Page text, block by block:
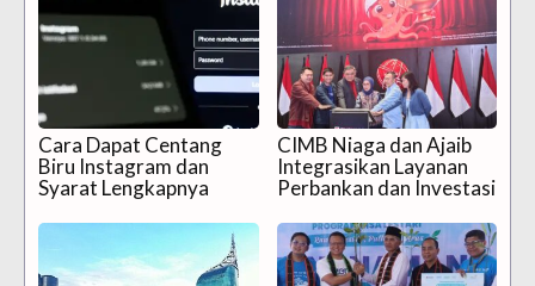
Cara Dapat Centang
Biru Instagram dan
Syarat Lengkapnya
CIMB Niaga dan Ajaib
Integrasikan Layanan
Perbankan dan Investasi